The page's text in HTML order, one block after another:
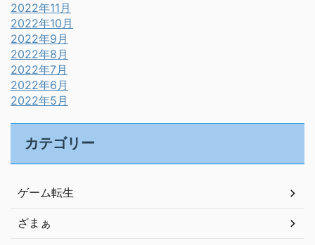
2022年11月
2022年10月
2022年9月
2022年8月
2022年7月
2022年6月
2022年5月
カテゴリー
ゲーム転生
ざまぁ